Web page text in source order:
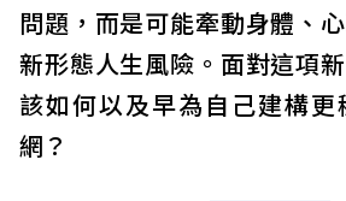
問題，而是可能牽動身體、
新形態人生風險。面對這項
該如何以及早為自己建構
網？